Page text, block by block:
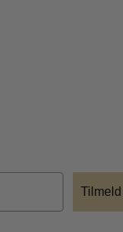
Tilmeld